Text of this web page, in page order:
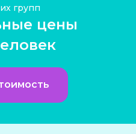
групп
цены